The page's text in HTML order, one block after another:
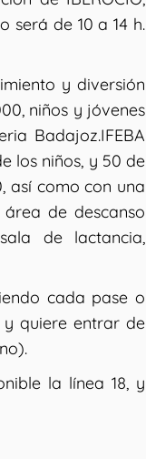
será de 10 a 14 h.
y diversión
niños y jóvenes
Badajoz.IFEBA
los niños, y 50 de
así como con una
de descanso
de lactancia,
cada pase o
quiere entrar de
la línea 18, y